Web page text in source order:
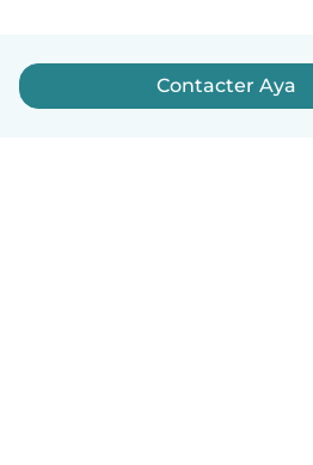
Contacter Aya